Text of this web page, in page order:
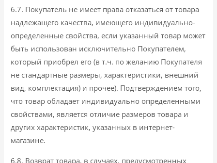
6.7. Покупатель не имеет права отказаться от товара
надлежащего качества, имеющего индивидуально-
определенные свойства, если указанный товар может
быть использован исключительно Покупателем,
который приобрел его (в т.ч. по желанию Покупателя
не стандартные размеры, характеристики, внешний
вид, комплектация) и прочее). Подтверждением того,
что товар обладает индивидуально определенными
свойствами, является отличие размеров товара и
других характеристик, указанных в интернет-
магазине.
6.8. Возврат товара, в случаях, предусмотренных